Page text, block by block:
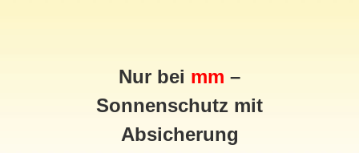
Nur bei mm –
Sonnenschutz mit
Absicherung